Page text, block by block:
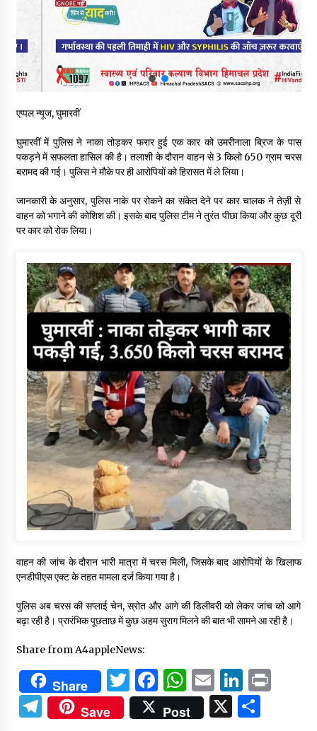
6 साल में पीएम नरेंद्र मोदी के विदेश दौरों पर 557 करोड़ खर्च, सरकार ने
07/08/2026
रूपी भावा वन्यजीव अभयारण्य में फिर दिखा जंगलों का ‘खामोश पहरेदार’, दुर्लभ
भ्रष्टाचार से अर्जित संपत्ति जब्त कर गरीबों में बांटेगी हिमाचल सरकार -CM
06/08/2026
नितिन गडकरी से मिले विक्रमादित्य सिंह, हिमाचल की सड़क परियोजनाओं को
आपदा के दौरान मीडिया संचार एवं सूचना प्रबंधन पर शिमला में एक दिवसीय
ओरिएंटेशन कार्यशाला आयोजित
06/08/2026
एप्पल न्यूज, घुमारवीं
घुमारवीं में पुलिस ने नाका तोड़कर फरार हुई एक कार को उमरीनाला ब्रिज के पास
पकड़ने में सफलता हासिल की है। तलाशी के दौरान वाहन से 3 किलो 650 ग्राम चरस
बरामद की गई। पुलिस ने मौके पर ही आरोपियों को हिरासत में ले लिया।
जानकारी के अनुसार, पुलिस नाके पर रोकने का संकेत देने पर कार चालक ने तेज़ी से
वाहन को भगाने की कोशिश की। इसके बाद पुलिस टीम ने तुरंत पीछा किया और कुछ दूरी
पर कार को रोक लिया।
वाहन की जांच के दौरान भारी मात्रा में चरस मिली, जिसके बाद आरोपियों के खिलाफ
एनडीपीएस एक्ट के तहत मामला दर्ज किया गया है।
पुलिस अब चरस की सप्लाई चेन, स्रोत और आगे की डिलीवरी को लेकर जांच को आगे
बढ़ा रही है। प्रारंभिक पूछताछ में कुछ अहम सुराग मिलने की बात भी सामने आ रही है।
Share from A4appleNews:
Share Twitter
Facebook
WhatsApp
Email
Telegram
Save Post X